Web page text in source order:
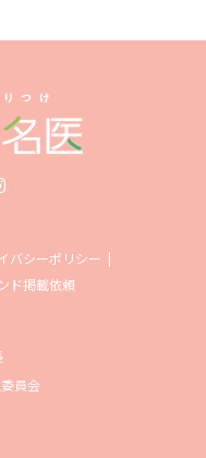
バシーポリシー
ド掲載依頼
員会